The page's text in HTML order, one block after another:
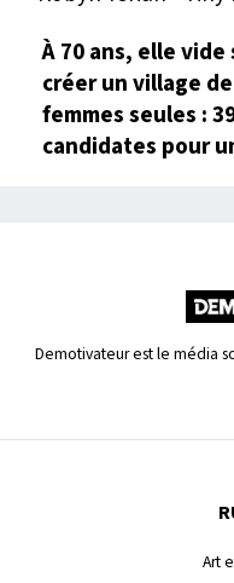
À 70 ans, elle
créer un village
femmes seules :
candidates pour
Demotivateur est le média
Art